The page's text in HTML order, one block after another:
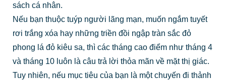
sách cá nhân.
Nếu bạn thuộc tuýp người lãng mạn, muốn ngắm tuyết
rơi trắng xóa hay những triền đồi ngập tràn sắc đỏ
phong lá đỏ kiêu sa, thì các tháng cao điểm như tháng 4
và tháng 10 luôn là câu trả lời thỏa mãn về mặt thị giác.
Tuy nhiên, nếu mục tiêu của bạn là một chuyến đi thảnh